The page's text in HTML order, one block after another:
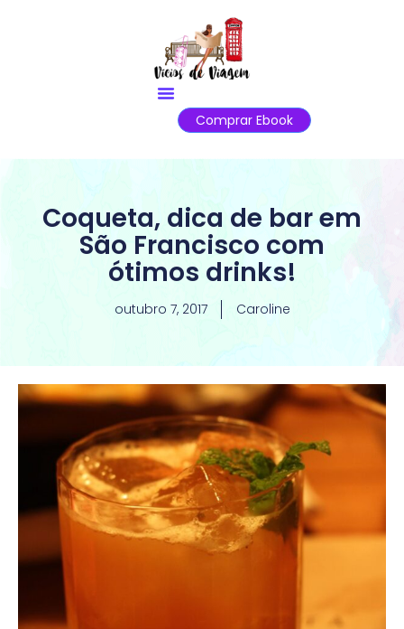
Comprar Ebook
Coqueta, dica de bar em
São Francisco com
ótimos drinks!
outubro 7, 2017 Caroline